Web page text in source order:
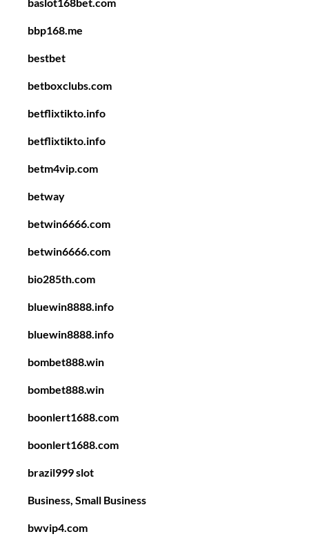
baslot168bet.com
bbp168.me
bestbet
betboxclubs.com
betflixtikto.info
betflixtikto.info
betm4vip.com
betway
betwin6666.com
betwin6666.com
bio285th.com
bluewin8888.info
bluewin8888.info
bombet888.win
bombet888.win
boonlert1688.com
boonlert1688.com
brazil999 slot
Business, Small Business
bwvip4.com